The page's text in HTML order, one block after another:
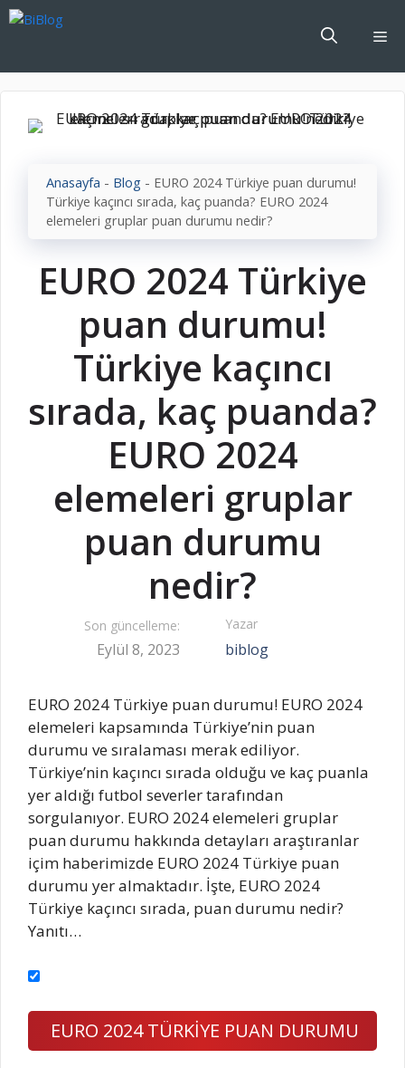
İçeriğe
Anasayfa - Blog - EURO 2024 Türkiye puan durumu!
Türkiye kaçıncı sırada, kaç puanda? EURO 2024
elemeleri gruplar puan durumu nedir?
EURO 2024 Türkiye
puan durumu!
Türkiye kaçıncı
sırada, kaç puanda?
EURO 2024
elemeleri gruplar
puan durumu
nedir?
Son güncelleme:
Eylül 8, 2023
Yazar
biblog
EURO 2024 Türkiye puan durumu! EURO 2024
elemeleri kapsamında Türkiye’nin puan
durumu ve sıralaması merak ediliyor.
Türkiye’nin kaçıncı sırada olduğu ve kaç puanla
yer aldığı futbol severler tarafından
sorgulanıyor. EURO 2024 elemeleri gruplar
puan durumu hakkında detayları araştıranlar
içim haberimizde EURO 2024 Türkiye puan
durumu yer almaktadır. İşte, EURO 2024
Türkiye kaçıncı sırada, puan durumu nedir?
Yanıtı…
EURO 2024 TÜRKİYE PUAN DURUMU